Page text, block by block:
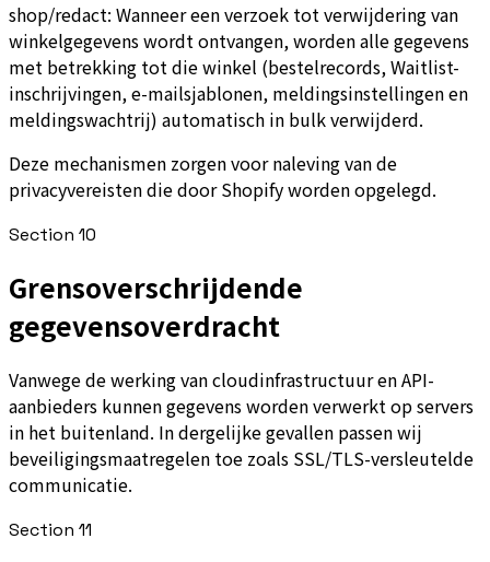
shop/redact: Wanneer een verzoek tot verwijdering van
winkelgegevens wordt ontvangen, worden alle gegevens
met betrekking tot die winkel (bestelrecords, Waitlist-
inschrijvingen, e-mailsjablonen, meldingsinstellingen en
meldingswachtrij) automatisch in bulk verwijderd.
Deze mechanismen zorgen voor naleving van de
privacyvereisten die door Shopify worden opgelegd.
Section 10
Grensoverschrijdende
gegevensoverdracht
Vanwege de werking van cloudinfrastructuur en API-
aanbieders kunnen gegevens worden verwerkt op servers
in het buitenland. In dergelijke gevallen passen wij
beveiligingsmaatregelen toe zoals SSL/TLS-versleutelde
communicatie.
Section 11